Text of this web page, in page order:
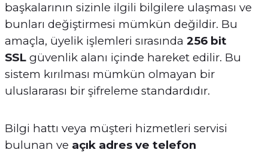
başkalarının sizinle ilgili bilgilere ulaşması ve
bunları değiştirmesi mümkün değildir. Bu
amaçla, üyelik işlemleri sırasında 256 bit
SSL güvenlik alanı içinde hareket edilir. Bu
sistem kırılması mümkün olmayan bir
uluslararası bir şifreleme standardıdır.
Bilgi hattı veya müşteri hizmetleri servisi
bulunan ve açık adres ve telefon